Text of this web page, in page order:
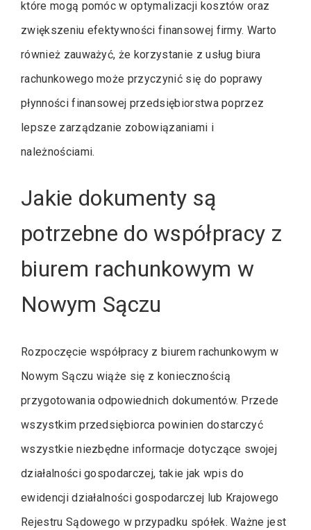
które mogą pomóc w optymalizacji kosztów oraz
zwiększeniu efektywności finansowej firmy. Warto
również zauważyć, że korzystanie z usług biura
rachunkowego może przyczynić się do poprawy
płynności finansowej przedsiębiorstwa poprzez
lepsze zarządzanie zobowiązaniami i
należnościami.
Jakie dokumenty są
potrzebne do współpracy z
biurem rachunkowym w
Nowym Sączu
Rozpoczęcie współpracy z biurem rachunkowym w
Nowym Sączu wiąże się z koniecznością
przygotowania odpowiednich dokumentów. Przede
wszystkim przedsiębiorca powinien dostarczyć
wszystkie niezbędne informacje dotyczące swojej
działalności gospodarczej, takie jak wpis do
ewidencji działalności gospodarczej lub Krajowego
Rejestru Sądowego w przypadku spółek. Ważne jest